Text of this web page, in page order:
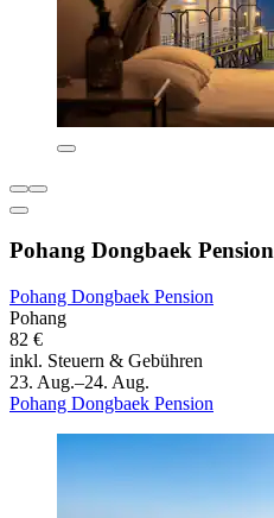
Pohang Dongbaek Pension
Pohang Dongbaek Pension
Pohang
82 €
inkl. Steuern & Gebühren
23. Aug.–24. Aug.
Pohang Dongbaek Pension